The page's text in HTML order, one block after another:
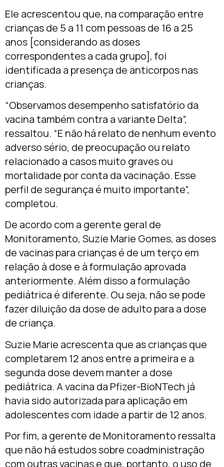
Ele acrescentou que, na comparação entre
crianças de 5 a 11 com pessoas de 16 a 25
anos [considerando as doses
correspondentes a cada grupo], foi
identificada a presença de anticorpos nas
crianças.
“Observamos desempenho satisfatório da
vacina também contra a variante Delta”,
ressaltou. “E não há relato de nenhum evento
adverso sério, de preocupação ou relato
relacionado a casos muito graves ou
mortalidade por conta da vacinação. Esse
perfil de segurança é muito importante”,
completou.
De acordo com a gerente geral de
Monitoramento, Suzie Marie Gomes, as doses
de vacinas para crianças é de um terço em
relação à dose e à formulação aprovada
anteriormente. Além disso a formulação
pediátrica é diferente. Ou seja, não se pode
fazer diluição da dose de adulto para a dose
de criança.
Suzie Marie acrescenta que as crianças que
completarem 12 anos entre a primeira e a
segunda dose devem manter a dose
pediátrica. A vacina da Pfizer-BioNTech já
havia sido autorizada para aplicação em
adolescentes com idade a partir de 12 anos.
Por fim, a gerente de Monitoramento ressalta
que não há estudos sobre coadministração
com outras vacinas e que, portanto, o uso de